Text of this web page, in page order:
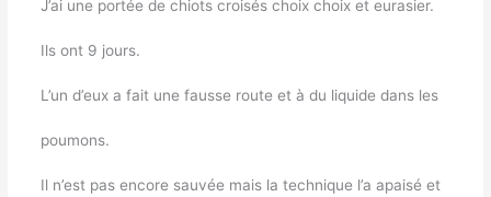
J’ai une portée de chiots croisés choix choix et eurasier.
Ils ont 9 jours.
L’un d’eux a fait une fausse route et à du liquide dans les
poumons.
Il n’est pas encore sauvée mais la technique l’a apaisé et